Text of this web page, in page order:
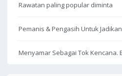
Rawatan paling popular diminta
Pemanis & Pengasih Untuk
Menyamar Sebagai Tok Kencana.